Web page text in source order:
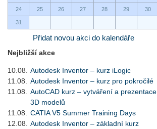
24 25 26 27 28 29 30
31
Přidat novou akci do kalendáře
Nejbližší akce
10.08.
Autodesk Inventor – kurz iLogic
11.08.
Autodesk Inventor – kurz pro pokročilé
11.08.
AutoCAD kurz – vytváření a prezentace
3D modelů
11.08.
CATIA V5 Summer Training Days
12.08.
Autodesk Inventor – základní kurz